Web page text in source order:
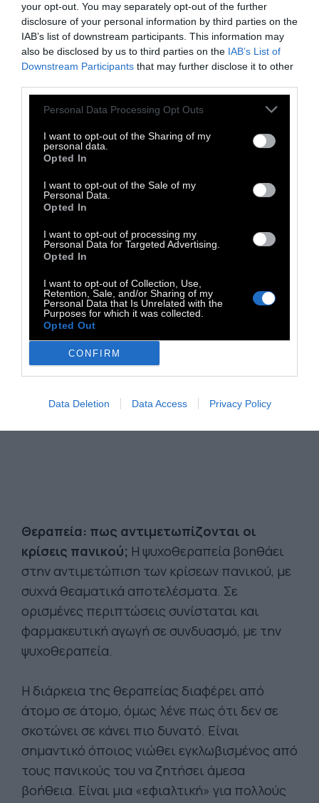
your opt-out. You may separately opt-out of the further
disclosure of your personal information by third parties on the
IAB’s list of downstream participants. This information may
also be disclosed by us to third parties on the IAB’s List of
Downstream Participants that may further disclose it to other
Personal Data Processing Opt Outs
I want to opt-out of the Sharing of my
personal data.
Opted In
I want to opt-out of the Sale of my
Personal Data.
Opted In
I want to opt-out of processing my
Personal Data for Targeted Advertising.
Opted In
I want to opt-out of Collection, Use,
Retention, Sale, and/or Sharing of my
Personal Data that Is Unrelated with the
Purposes for which it was collected.
Opted Out
CONFIRM
Data Deletion Data Access Privacy Policy
και αξιολόγηση.
Τι προκαλεί μια κρίση πανικού;Η κρίση
πανικού είναι ένα ιδιαίτερα δυσάρεστο
σύμπτωμα, όμως όπως όλα τα συμπτώματα
του σώματος, μας δηλώνει ότι κάτι μας
πιέζει και μας ζορίζει πολύ στη ζωή μας,
που ίσως να μην το είχαμε πριν αντιληφθεί ή
επηρεάζει. Άλλα αίτια, μπορεί να αφορούν
έντονο και συσσωρευμένο άγχος,
καταπιεσμένο θυμό, αίσθηση εγκλωβισμού
και αδιεξόδου σε κοντινές μας σχέσεις,
καθώς και άλλα καταλυτικά γεγονότα στη
ζωή μας (θάνατος, διαζύγιο, απόλυση).
Θεραπεία: πως αντιμετωπίζονται οι
κρίσεις πανικού; Η ψυχοθεραπεία βοηθάει
στην αντιμετώπιση των κρίσεων πανικού, με
συχνά θεαματικά αποτελέσματα. Σε
ορισμένες περιπτώσεις συνίσταται και
φαρμακευτική αγωγή σε συνδυασμό, με την
ψυχοθεραπεία.
Η διάρκεια της θεραπείας διαφέρει από
άτομο σε άτομο, όμως λένε πως ότι δεν σε
σκοτώνει σε κάνει πιο δυνατό. Είναι
σημαντικό όποιος νιώθει εγκλωβισμένος από
τους πανικούς του να ζητήσει άμεσα
βοήθεια. Είναι μια «εφιαλτική» για πολλούς